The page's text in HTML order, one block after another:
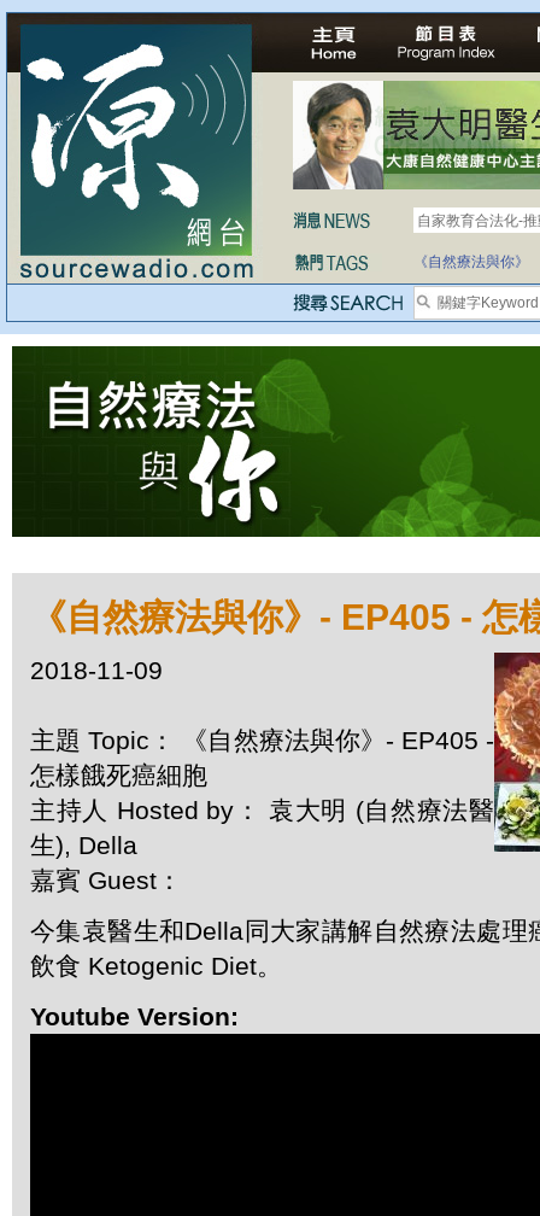
自家教育合法化-
《自然療法與你》
《自然療法與你》- EP405 - 怎
2018-11-09
主題 Topic： 《自然療法與你》- EP405 -
怎樣餓死癌細胞
主持人 Hosted by： 袁大明 (自然療法醫
生), Della
嘉賓 Guest：
今集袁醫生和Della同大家講解自然療法處理
飲食 Ketogenic Diet。
Youtube Version: